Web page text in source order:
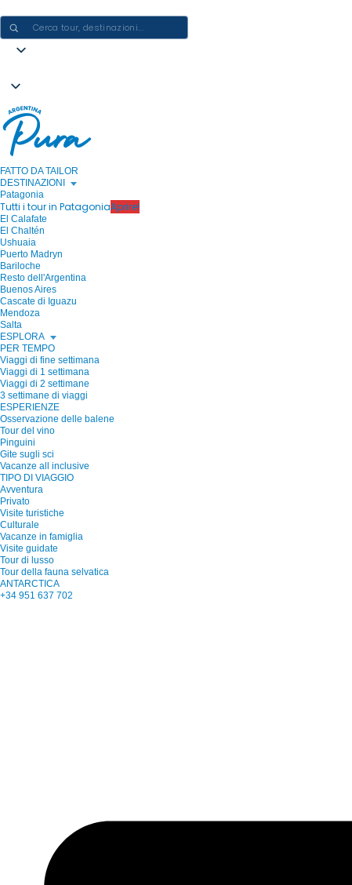
FATTO DA TAILOR
DESTINAZIONI
Patagonia
Tutti i tour in PatagoniaAprire!
El Calafate
El Chaltén
Ushuaia
Puerto Madryn
Bariloche
Resto dell'Argentina
Buenos Aires
Cascate di Iguazu
Mendoza
Salta
ESPLORA
PER TEMPO
Viaggi di fine settimana
Viaggi di 1 settimana
Viaggi di 2 settimane
3 settimane di viaggi
ESPERIENZE
Osservazione delle balene
Tour del vino
Pinguini
Gite sugli sci
Vacanze all inclusive
TIPO DI VIAGGIO
Avventura
Privato
Visite turistiche
Culturale
Vacanze in famiglia
Visite guidate
Tour di lusso
Tour della fauna selvatica
ANTARCTICA
+34 951 637 702